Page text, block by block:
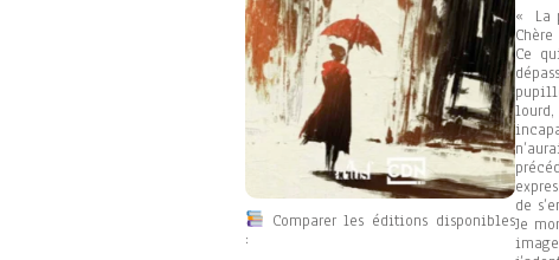
Comparer les éditions disponibles
:
« La
Ce
de
Je